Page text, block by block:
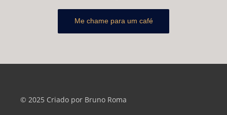
Me chame para um café
© 2025 Criado por Bruno Roma